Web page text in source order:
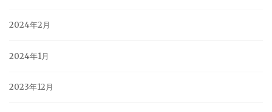
2024年2月
2024年1月
2023年12月